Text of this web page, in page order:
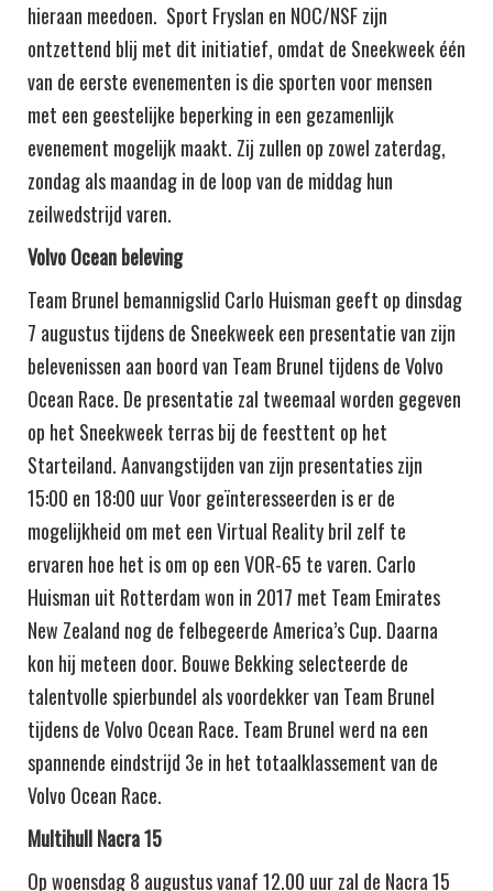
hieraan meedoen. Sport Fryslan en NOC/NSF zijn
ontzettend blij met dit initiatief, omdat de Sneekweek één
van de eerste evenementen is die sporten voor mensen
met een geestelijke beperking in een gezamenlijk
evenement mogelijk maakt. Zij zullen op zowel zaterdag,
zondag als maandag in de loop van de middag hun
zeilwedstrijd varen.
Volvo Ocean beleving
Team Brunel bemannigslid Carlo Huisman geeft op dinsdag
7 augustus tijdens de Sneekweek een presentatie van zijn
belevenissen aan boord van Team Brunel tijdens de Volvo
Ocean Race. De presentatie zal tweemaal worden gegeven
op het Sneekweek terras bij de feesttent op het
Starteiland. Aanvangstijden van zijn presentaties zijn
15:00 en 18:00 uur Voor geïnteresseerden is er de
mogelijkheid om met een Virtual Reality bril zelf te
ervaren hoe het is om op een VOR-65 te varen. Carlo
Huisman uit Rotterdam won in 2017 met Team Emirates
New Zealand nog de felbegeerde America’s Cup. Daarna
kon hij meteen door. Bouwe Bekking selecteerde de
talentvolle spierbundel als voordekker van Team Brunel
tijdens de Volvo Ocean Race. Team Brunel werd na een
spannende eindstrijd 3e in het totaalklassement van de
Volvo Ocean Race.
Multihull Nacra 15
Op woensdag 8 augustus vanaf 12.00 uur zal de Nacra 15